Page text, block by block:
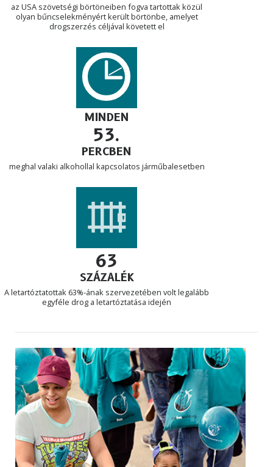
az USA szövetségi börtöneiben fogva tartottak közül
olyan bűncselekményért került börtönbe, amelyet
drogszerzés céljával követett el
MINDEN
53.
PERCBEN
meghal valaki alkohollal kapcsolatos járműbalesetben
63
SZÁZALÉK
A letartóztatottak 63%-ának szervezetében volt legalább
egyféle drog a letartóztatása idején